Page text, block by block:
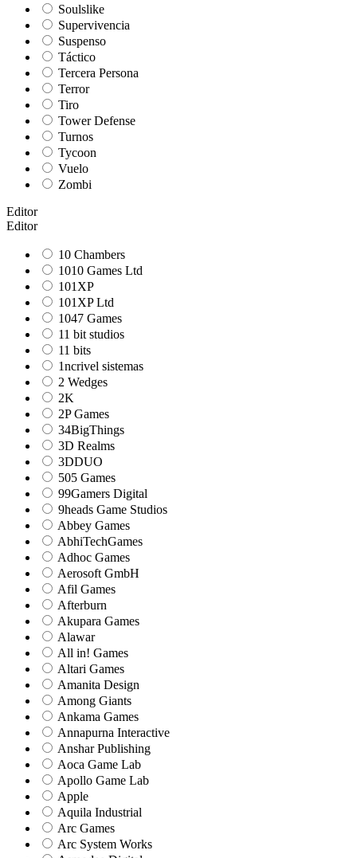
Soulslike
Supervivencia
Suspenso
Táctico
Tercera Persona
Terror
Tiro
Tower Defense
Turnos
Tycoon
Vuelo
Zombi
Editor
Editor
10 Chambers
1010 Games Ltd
101XP
101XP Ltd
1047 Games
11 bit studios
11 bits
1ncrivel sistemas
2 Wedges
2K
2P Games
34BigThings
3D Realms
3DDUO
505 Games
99Gamers Digital
9heads Game Studios
Abbey Games
AbhiTechGames
Adhoc Games
Aerosoft GmbH
Afil Games
Afterburn
Akupara Games
Alawar
All in! Games
Altari Games
Amanita Design
Among Giants
Ankama Games
Annapurna Interactive
Anshar Publishing
Aoca Game Lab
Apollo Game Lab
Apple
Aquila Industrial
Arc Games
Arc System Works